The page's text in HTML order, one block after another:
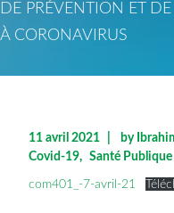
DE PRÉVENTION ET
À CORONAVIRUS
11 avril 2021 by
Covid-19
Santé Publique
com401_-7-avril-21